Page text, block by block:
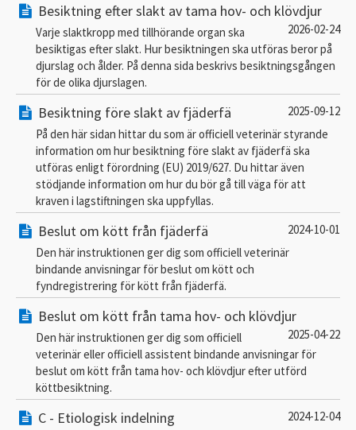
Besiktning efter slakt av tama hov- och klövdjur
2026-02-24
Varje slaktkropp med tillhörande organ ska
besiktigas efter slakt. Hur besiktningen ska utföras beror på
djurslag och ålder. På denna sida beskrivs besiktningsgången
för de olika djurslagen.
Besiktning före slakt av fjäderfä
2025-09-12
På den här sidan hittar du som är officiell veterinär styrande
information om hur besiktning före slakt av fjäderfä ska
utföras enligt förordning (EU) 2019/627. Du hittar även
stödjande information om hur du bör gå till väga för att
kraven i lagstiftningen ska uppfyllas.
Beslut om kött från fjäderfä
2024-10-01
Den här instruktionen ger dig som officiell veterinär
bindande anvisningar för beslut om kött och
fyndregistrering för kött från fjäderfä.
Beslut om kött från tama hov- och klövdjur
2025-04-22
Den här instruktionen ger dig som officiell
veterinär eller officiell assistent bindande anvisningar för
beslut om kött från tama hov- och klövdjur efter utförd
köttbesiktning.
C - Etiologisk indelning
2024-12-04